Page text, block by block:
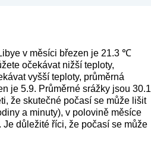
v měsíci březen je 21.3 ℃
očekávat nižší teploty,
vyšší teploty, průměrná
je 5.9. Průměrné srážky jsou 30.1
že skutečné počasí se může lišit
a minuty), v polovině měsíce
důležité říci, že počasí se může